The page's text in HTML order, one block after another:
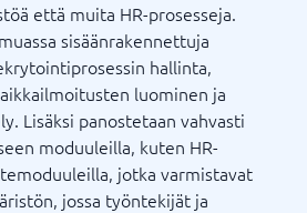
että muita HR-prosesseja.
sisäänrakennettuja
hallinta,
luominen ja
Lisäksi panostetaan vahvasti
moduuleilla, kuten HR-
jotka varmistavat
jossa työntekijät ja